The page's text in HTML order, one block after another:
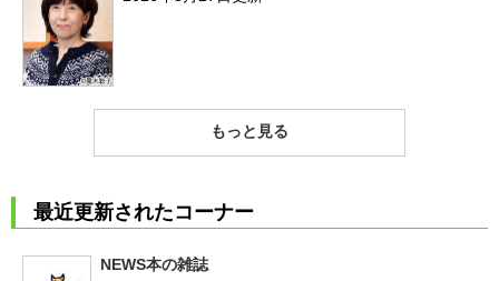
もっと見る
最近更新されたコーナー
NEWS本の雑誌